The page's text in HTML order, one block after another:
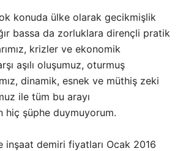
konuda ülke olarak gecikmişlik
bassa da zorluklara dirençli pratik
krizler ve ekonomik
aşılı oluşumuz, oturmuş
dinamik, esnek ve müthiş zeki
ile tüm bu arayı
hiç şüphe duymuyorum.
inşaat demiri fiyatları Ocak 2016